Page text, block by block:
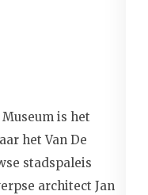
is het
het Van De
stadspaleis
architect Jan